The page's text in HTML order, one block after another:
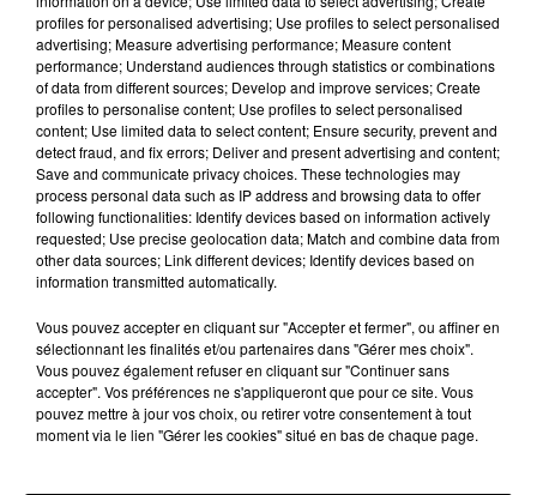
Hip-Hop News
7 août 2026
Moha MMZ dévoile « Mikasa », un
nouveau single entre amour et...
7 août 2026
Tayc et Didi B dévoilent le single le plus
dansant de l’année
profiles for personalised advertising; Use profiles to select personalised
advertising; Measure advertising performance; Measure content
performance; Understand audiences through statistics or combinations
of data from different sources; Develop and improve services; Create
profiles to personalise content; Use profiles to select personalised
content; Use limited data to select content; Ensure security, prevent and
detect fraud, and fix errors; Deliver and present advertising and content;
Save and communicate privacy choices. These technologies may
process personal data such as IP address and browsing data to offer
following functionalities: Identify devices based on information actively
requested; Use precise geolocation data; Match and combine data from
other data sources; Link different devices; Identify devices based on
information transmitted automatically.
Vous pouvez accepter en cliquant sur "Accepter et fermer", ou affiner en
sélectionnant les finalités et/ou partenaires dans "Gérer mes choix".
Vous pouvez également refuser en cliquant sur "Continuer sans
accepter". Vos préférences ne s'appliqueront que pour ce site. Vous
pouvez mettre à jour vos choix, ou retirer votre consentement à tout
moment via le lien "Gérer les cookies" situé en bas de chaque page.